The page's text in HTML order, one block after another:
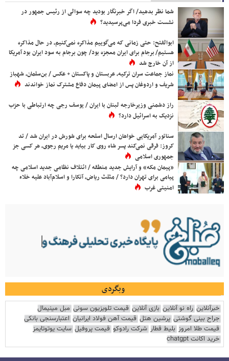
شما نظر بدهید/ اگر خبرنگار بودید چه سوالی از رئیس جمهور در
نشست خبری فردا می‌پرسیدید؟
ابوالفتح: حتی زمانی که می‌گوییم مذاکره نمی‌کنیم، در حال مذاکره
هستیم/ برجام برای ایران معجزه بود/ چون برجام به سود ایران بود آمریکا
از آن خارج شد
نماز جماعت سران ترکیه، عربستان و پاکستان + عکس / بن‌سلمان، شهباز
شریف و اردوغان پس از امضای پیمان دفاع مشترک نماز خواندند
راز دشمنی وزیرخارجه لبنان با ایران / یوسف رجی چه ارتباطی با حزب
نزدیک به اسرائیل دارد؟
سناتور آمریکایی خواهان ارسال اسلحه برای شورش در ایران شد / تد
کروز: فرقی نمی‌کند پسر شاه روی کار بیاید یا مریم رجوی، هر کسی جز
جمهوری اسلامی
«پیمان مکه» و آرایش جدید منطقه / ائتلاف نظامی جدید اسلامی چه
پیامی برای تهران دارد؟ / مثلث ریاض، آنکارا و اسلام‌آباد علیه خلاء
امنیتی غرب
وبگردی
خبرآنلاین راه نو آنلاین بازی آنلاین قیمت تلویزیون سونی مبل مینیمال
جراح بینی گوشتی پرشین هتل قیمت آهن فولاد ایرانیان اعتبارسنجی بانکی
قیمت طلا امروز بلیط قطار شرکت رادوکو قیمت پروفیل سایت یوتوتایمز
خرید اکانت chatgpt